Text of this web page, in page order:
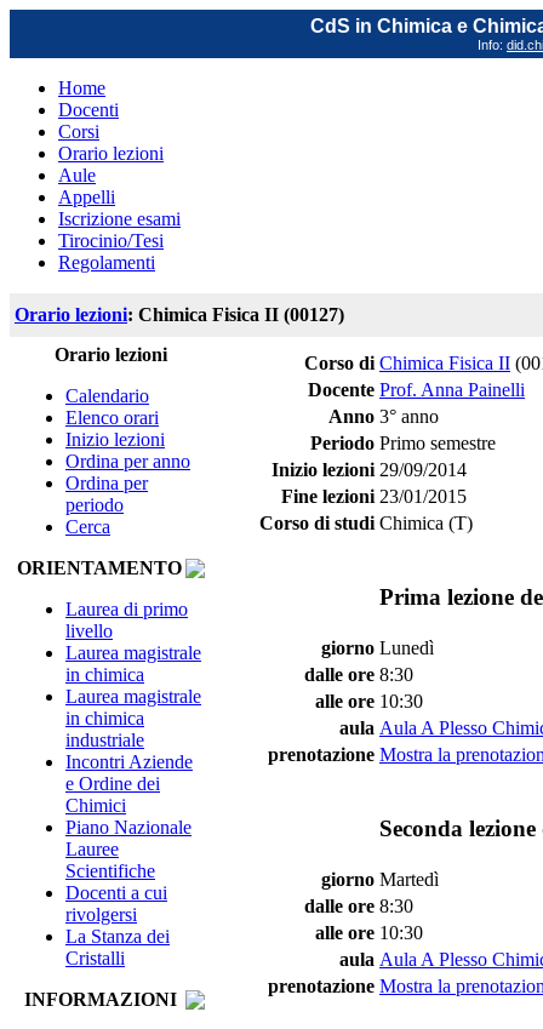
CdS in Chimica e
Info:
Home
Docenti
Corsi
Orario lezioni
Aule
Appelli
Iscrizione esami
Tirocinio/Tesi
Regolamenti
Orario lezioni: Chimica Fisica II (00127)
Orario lezioni
Calendario
Elenco orari
Inizio lezioni
Ordina per anno
Ordina per
periodo
Cerca
ORIENTAMENTO
Laurea di primo
livello
Laurea magistrale
in chimica
Laurea magistrale
in chimica
industriale
Incontri Aziende
e Ordine dei
Chimici
Piano Nazionale
Lauree
Scientifiche
Docenti a cui
rivolgersi
La Stanza dei
Cristalli
INFORMAZIONI
Corso di Chimica Fisica II
Docente Prof. Anna Painelli
Anno 3° anno
Periodo Primo semestre
Inizio lezioni 29/09/2014
Fine lezioni 23/01/2015
Corso di studi Chimica (T)
Prima lezione
giorno Lunedì
dalle ore 8:30
alle ore 10:30
aula Aula A Plesso
prenotazione Mostra la
Seconda
giorno Martedì
dalle ore 8:30
alle ore 10:30
aula Aula A Plesso
prenotazione Mostra la